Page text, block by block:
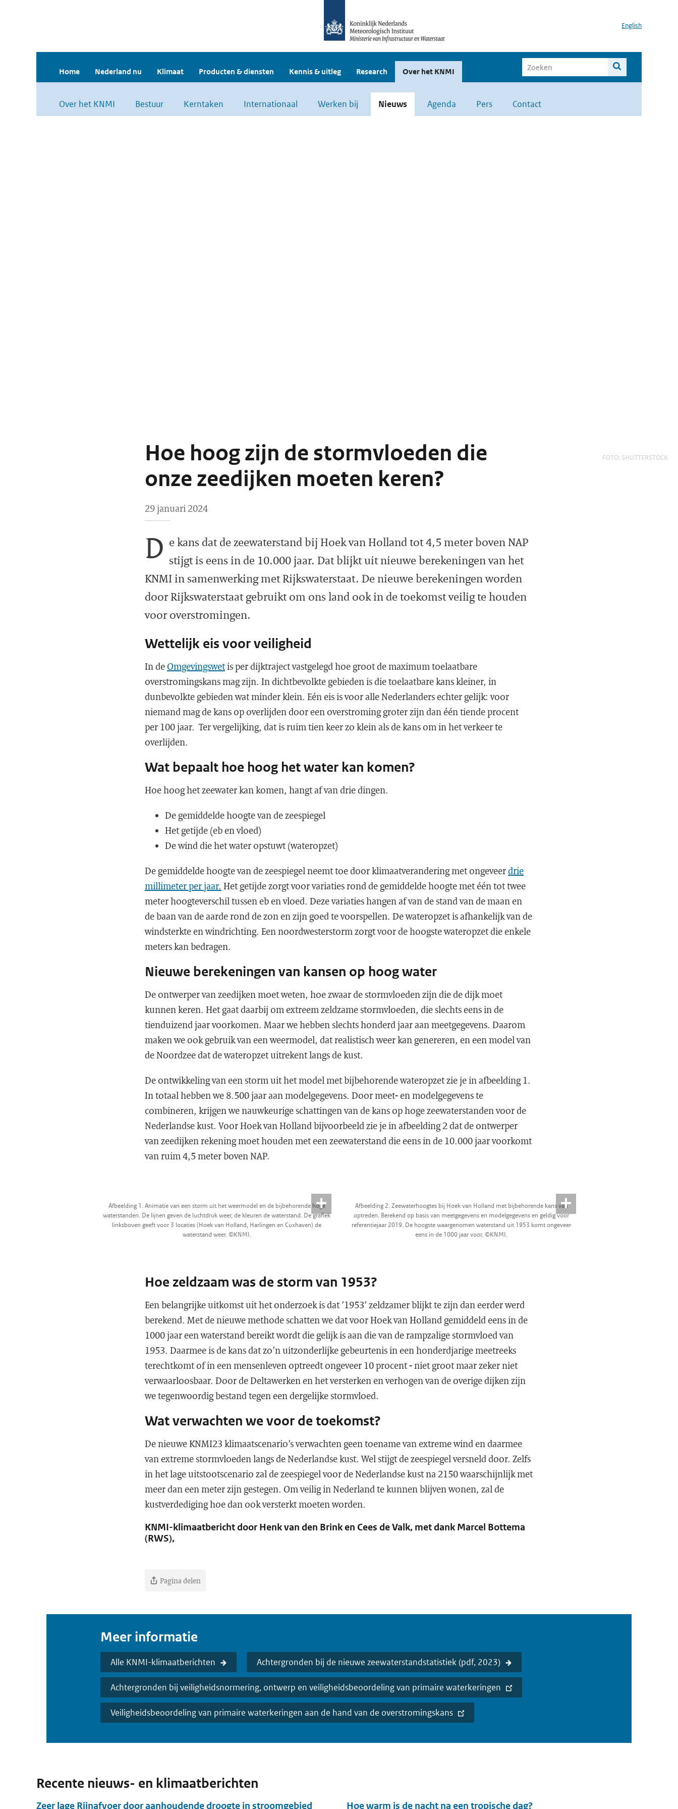
English
Home Nederland nu Klimaat Producten & diensten Kennis & uitleg Research Over het KNMI
Over het KNMI Bestuur Kerntaken Internationaal Werken bij Nieuws Agenda Pers Contact
FOTO: SHUTTERSTOCK
Hoe hoog zijn de stormvloeden die
onze zeedijken moeten keren?
29 januari 2024
D e kans dat de zeewaterstand bij Hoek van Holland tot 4,5 meter boven NAP
stijgt is eens in de 10.000 jaar. Dat blijkt uit nieuwe berekeningen van het
KNMI in samenwerking met Rijkswaterstaat. De nieuwe berekeningen worden
door Rijkswaterstaat gebruikt om ons land ook in de toekomst veilig te houden
voor overstromingen.
Wettelijk eis voor veiligheid
In deOmgevingswetis per dijktraject vastgelegd hoe groot de maximum toelaatbare
overstromingskans mag zijn. In dichtbevolkte gebieden is die toelaatbare kans kleiner, in
dunbevolkte gebieden wat minder klein. Eén eis is voor alle Nederlanders echter gelijk: voor
niemand mag de kans op overlijden door een overstroming groter zijn dan één tiende procent
per 100 jaar. Ter vergelijking, dat is ruim tien keer zo klein als de kans om in het verkeer te
overlijden.
Wat bepaalt hoe hoog het water kan komen?
Hoe hoog het zeewater kan komen, hangt af van drie dingen.
De gemiddelde hoogte van de zeespiegel
Het getijde (eb en vloed)
De wind die het water opstuwt (wateropzet)
De gemiddelde hoogte van de zeespiegel neemt toe door klimaatverandering met ongeveerdrie
millimeter per jaar. Het getijde zorgt voor variaties rond de gemiddelde hoogte met één tot twee
meter hoogteverschil tussen eb en vloed. Deze variaties hangen af van de stand van de maan en
de baan van de aarde rond de zon en zijn goed te voorspellen. De wateropzet is afhankelijk van de
windsterkte en windrichting. Een noordwesterstorm zorgt voor de hoogste wateropzet die enkele
meters kan bedragen.
Nieuwe berekeningen van kansen op hoog water
De ontwerper van zeedijken moet weten, hoe zwaar de stormvloeden zijn die de dijk moet
kunnen keren. Het gaat daarbij om extreem zeldzame stormvloeden, die slechts eens in de
tienduizend jaar voorkomen. Maar we hebben slechts honderd jaar aan meetgegevens. Daarom
maken we ook gebruik van een weermodel, dat realistisch weer kan genereren, en een model van
de Noordzee dat de wateropzet uitrekent langs de kust.
De ontwikkeling van een storm uit het model met bijbehorende wateropzet zie je in afbeelding 1.
In totaal hebben we 8.500 jaar aan modelgegevens. Door meet- en modelgegevens te
combineren, krijgen we nauwkeurige schattingen van de kans op hoge zeewaterstanden voor de
Nederlandse kust. Voor Hoek van Holland bijvoorbeeld zie je in afbeelding 2 dat de ontwerper
van zeedijken rekening moet houden met een zeewaterstand die eens in de 10.000 jaar voorkomt
van ruim 4,5 meter boven NAP.
Afbeelding 1. Animatie van een storm uit het weermodel en de bijbehorende hoge
waterstanden. De lijnen geven de luchtdruk weer, de kleuren de waterstand. De grafiek
linksboven geeft voor 3 locaties (Hoek van Holland, Harlingen en Cuxhaven) de
waterstand weer. ©KNMI.
Afbeelding 2. Zeewaterhoogtes bij Hoek van Holland met bijbehorende kans van
optreden. Berekend op basis van meetgegevens en modelgegevens en geldig voor
referentiejaar 2019. De hoogste waargenomen waterstand uit 1953 komt ongeveer
eens in de 1000 jaar voor. ©KNMI.
Hoe zeldzaam was de storm van 1953?
Een belangrijke uitkomst uit het onderzoek is dat ’1953’ zeldzamer blijkt te zijn dan eerder werd
berekend. Met de nieuwe methode schatten we dat voor Hoek van Holland gemiddeld eens in de
1000 jaar een waterstand bereikt wordt die gelijk is aan die van de rampzalige stormvloed van
1953. Daarmee is de kans dat zo’n uitzonderlijke gebeurtenis in een honderdjarige meetreeks
terechtkomt of in een mensenleven optreedt ongeveer 10 procent - niet groot maar zeker niet
verwaarloosbaar. Door de Deltawerken en het versterken en verhogen van de overige dijken zijn
we tegenwoordig bestand tegen een dergelijke stormvloed.
Wat verwachten we voor de toekomst?
De nieuwe KNMI23 klimaatscenario’s verwachten geen toename van extreme wind en daarmee
van extreme stormvloeden langs de Nederlandse kust. Wel stijgt de zeespiegel versneld door. Zelfs
in het lage uitstootscenario zal de zeespiegel voor de Nederlandse kust na 2150 waarschijnlijk met
meer dan een meter zijn gestegen. Om veilig in Nederland te kunnen blijven wonen, zal de
kustverdediging hoe dan ook versterkt moeten worden.
KNMI-klimaatbericht door Henk van den Brink en Cees de Valk, met dank Marcel Bottema
(RWS),
Pagina delen
Meer informatie
Alle KNMI-klimaatberichten Achtergronden bij de nieuwe zeewaterstandstatistiek (pdf, 2023)
Achtergronden bij veiligheidsnormering, ontwerp en veiligheidsbeoordeling van primaire waterkeringen
Veiligheidsbeoordeling van primaire waterkeringen aan de hand van de overstromingskans
Recente nieuws- en klimaatberichten
Zeer lage Rijnafvoer door aanhoudende droogte in stroomgebied Hoe warm is de nacht na een tropische dag?